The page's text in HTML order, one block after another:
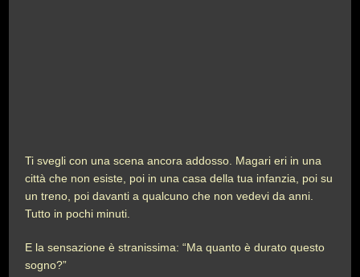
Ti svegli con una scena ancora addosso. Magari eri in una
città che non esiste, poi in una casa della tua infanzia, poi su
un treno, poi davanti a qualcuno che non vedevi da anni.
Tutto in pochi minuti.
E la sensazione è stranissima: “Ma quanto è durato questo
sogno?”